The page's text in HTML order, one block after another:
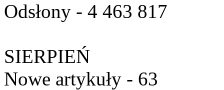
Odsłony - 4 463 817
SIERPIEŃ
Nowe artykuły - 63